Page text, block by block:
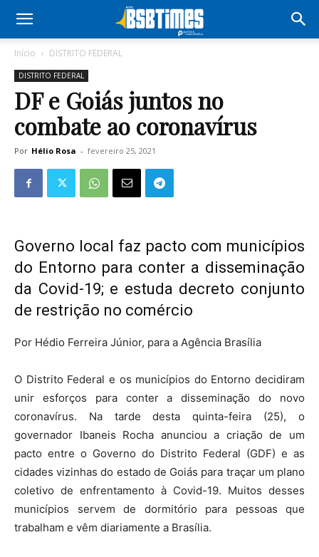
Início DISTRITO FEDERAL
DISTRITO FEDERAL
DF e Goiás juntos no
combate ao coronavírus
Por Hélio Rosa - fevereiro 25, 2021
Governo local faz pacto com municípios
do Entorno para conter a disseminação
da Covid-19; e estuda decreto conjunto
de restrição no comércio
Por Hédio Ferreira Júnior, para a Agência Brasília
O Distrito Federal e os municípios do Entorno decidiram
unir esforços para conter a disseminação do novo
coronavírus. Na tarde desta quinta-feira (25), o
governador Ibaneis Rocha anunciou a criação de um
pacto entre o Governo do Distrito Federal (GDF) e as
cidades vizinhas do estado de Goiás para traçar um plano
coletivo de enfrentamento à Covid-19. Muitos desses
municípios servem de dormitório para pessoas que
trabalham e vêm diariamente a Brasília.